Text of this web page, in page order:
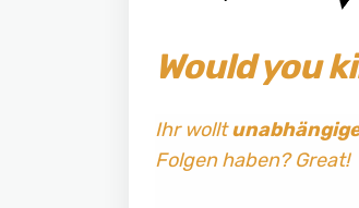
Would you
Ihr wollt
Folgen haben? Great!